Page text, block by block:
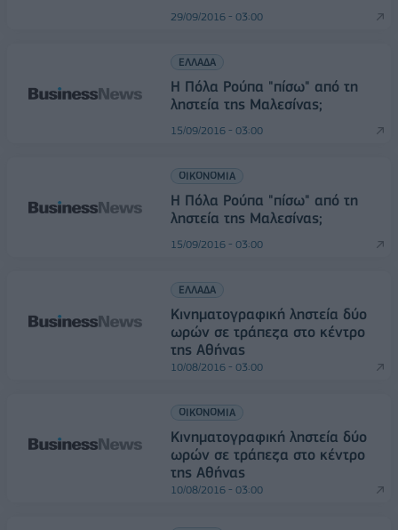
29/09/2016 - 03:00
ΕΛΛΑΔΑ
Η Πόλα Ρούπα "πίσω" από τη
ληστεία της Μαλεσίνας;
15/09/2016 - 03:00
ΟΙΚΟΝΟΜΙΑ
Η Πόλα Ρούπα "πίσω" από τη
ληστεία της Μαλεσίνας;
15/09/2016 - 03:00
ΕΛΛΑΔΑ
Κινηματογραφική ληστεία δύο
ωρών σε τράπεζα στο κέντρο
της Αθήνας
10/08/2016 - 03:00
ΟΙΚΟΝΟΜΙΑ
Κινηματογραφική ληστεία δύο
ωρών σε τράπεζα στο κέντρο
της Αθήνας
10/08/2016 - 03:00